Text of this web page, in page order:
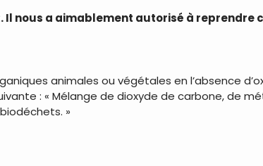
nous a aimablement autorisé à reprendre
animales ou végétales en l’absence
: « Mélange de dioxyde de carbone, de
»